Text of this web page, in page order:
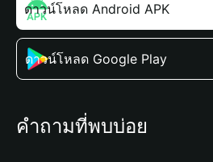
ดาวน์โหลด Android APK
ดาวน์โหลด Google Play
คำถามที่พบบ่อย